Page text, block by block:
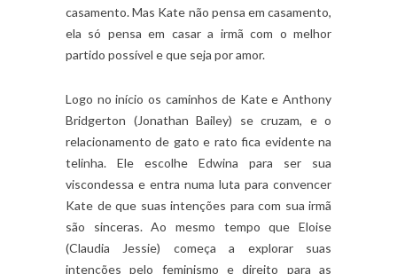
casamento. Mas Kate não pensa em casamento,
ela só pensa em casar a irmã com o melhor
partido possível e que seja por amor.
Logo no início os caminhos de Kate e Anthony
Bridgerton (Jonathan Bailey) se cruzam, e o
relacionamento de gato e rato fica evidente na
telinha. Ele escolhe Edwina para ser sua
viscondessa e entra numa luta para convencer
Kate de que suas intenções para com sua irmã
são sinceras. Ao mesmo tempo que Eloise
(Claudia Jessie) começa a explorar suas
intenções pelo feminismo e direito para as